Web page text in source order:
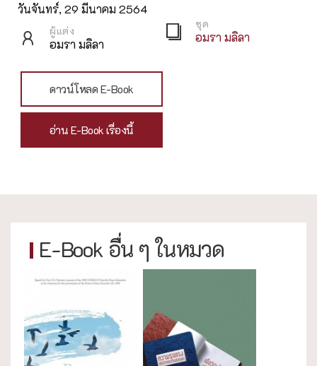
วันจันทร์, 29 มีนาคม 2564
ผู้แต่ง
อมรา มลิลา
ชุด
อมรา มลิลา
ดาวน์โหลด E-Book
อ่าน E-Book เรื่องนี้
E-Book อื่น ๆ ในหมวด